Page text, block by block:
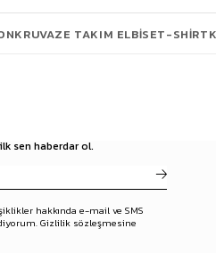
sen haberdar ol.
hakkında e-mail ve SMS
Gizlilik sözleşmesine
KRUVAZE TAKIM ELBISET-SHIRT